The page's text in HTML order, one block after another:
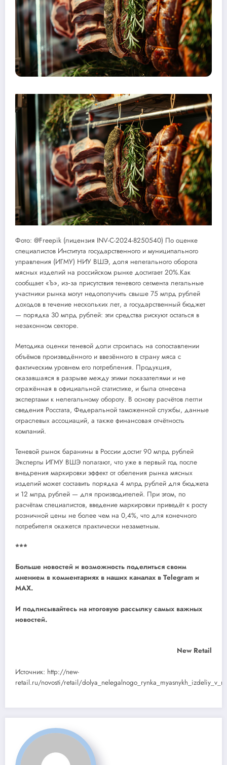
Фото: @Freepik (лицензия INV-C-2024-8250540) По оценке
специалистов Института государственного и муниципального
управления (ИГМУ) НИУ ВШЭ, доля нелегального оборота
мясных изделий на российском рынке достигает 20%.Как
сообщает «Ъ», из‑за присутствия теневого сегмента легальные
участники рынка могут недополучить свыше 75 млрд рублей
доходов в течение нескольких лет, а государственный бюджет
— порядка 30 млрд рублей: эти средства рискуют остаться в
незаконном секторе.
Методика оценки теневой доли строилась на сопоставлении
объёмов произведённого и ввезённого в страну мяса с
фактическим уровнем его потребления. Продукция,
оказавшаяся в разрыве между этими показателями и не
отражённая в официальной статистике, и была отнесена
экспертами к нелегальному обороту. В основу расчётов легли
сведения Росстата, Федеральной таможенной службы, данные
отраслевых ассоциаций, а также финансовая отчётность
компаний.
Теневой рынок баранины в России достиг 90 млрд рублей
Эксперты ИГМУ ВШЭ полагают, что уже в первый год после
внедрения маркировки эффект от обеления рынка мясных
изделий может составить порядка 4 млрд рублей для бюджета
и 12 млрд рублей — для производителей. При этом, по
расчётам специалистов, введение маркировки приведёт к росту
розничной цены не более чем на 0,4%, что для конечного
потребителя окажется практически незаметным.
***
Больше новостей и возможность поделиться своим
мнением в комментариях в наших каналах в Telegram и
MAX.
И подписывайтесь на итоговую рассылку самых важных
новостей.
New Retail
Источник: http://new-
retail.ru/novosti/retail/